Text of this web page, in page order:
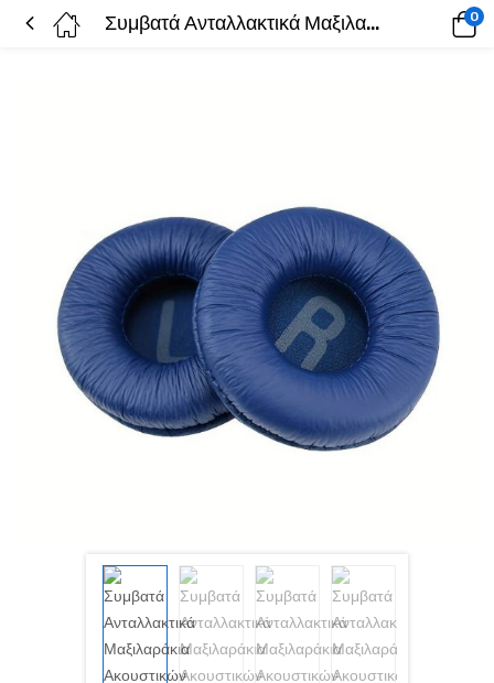
Συμβατά Ανταλλακτικά Μαξιλαράκια Ακουστικών για JBL Tune T450/500/510 (Ζευγάρι) (70mm) ,Earpads Μπλε 0